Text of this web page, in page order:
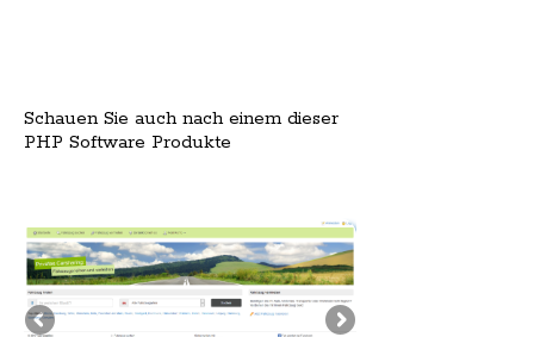
Schauen Sie auch nach einem dieser
PHP Software Produkte